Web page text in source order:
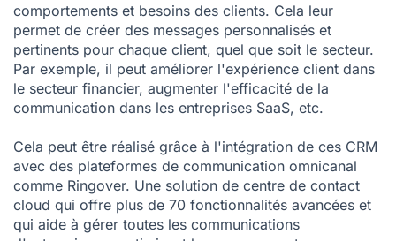
comportements et besoins des clients. Cela leur
permet de créer des messages personnalisés et
pertinents pour chaque client, quel que soit le secteur.
Par exemple, il peut améliorer l'expérience client dans
le secteur financier, augmenter l'efficacité de la
communication dans les entreprises SaaS, etc.
Cela peut être réalisé grâce à l'intégration de ces CRM
avec des plateformes de communication omnicanal
comme Ringover. Une solution de centre de contact
cloud qui offre plus de 70 fonctionnalités avancées et
qui aide à gérer toutes les communications